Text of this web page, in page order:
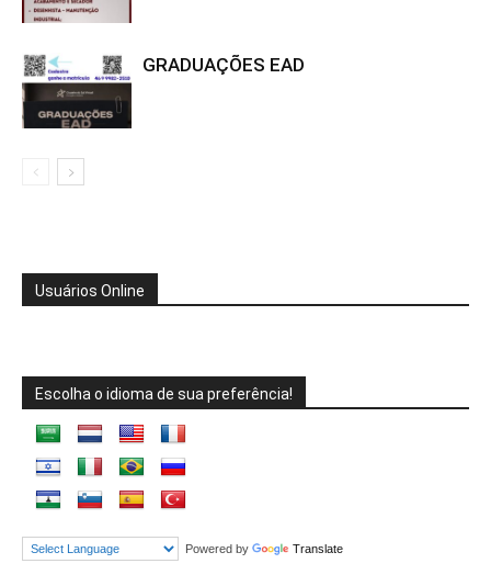
GRADUAÇÕES EAD
Usuários Online
Escolha o idioma de sua preferência!
Powered by Translate